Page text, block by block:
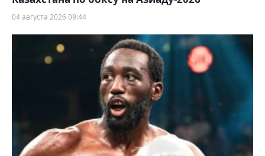
04 августа 2026 09:44